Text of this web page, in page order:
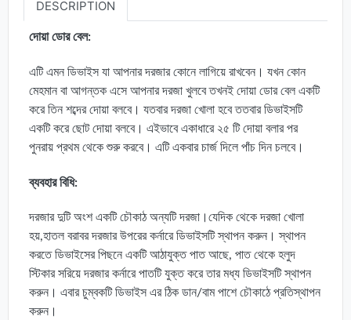
DESCRIPTION
দোয়া ডোর বেল:
এটি এমন ডিভাইস যা আপনার দরজার কোনে লাগিয়ে রাখবেন। যখন কোন
মেহমান বা আগন্তক এসে আপনার দরজা খুলবে তখনই দোয়া ডোর বেল একটি
করে তিন শব্দের দোয়া বলবে। যতবার দরজা খোলা হবে ততবার ডিভাইসটি
একটি করে ছোট দোয়া বলবে। এইভাবে একাধারে ২৫ টি দোয়া বলার পর
পুনরায় প্রথম থেকে শুরু করবে। এটি একবার চার্জ দিলে পাঁচ দিন চলবে।
ব্যবহার বিধি:
দরজার দুটি অংশ একটি চৌকাঠ অন্যটি দরজা।যেদিক থেকে দরজা খোলা
হয়,হাতল বরাবর দরজার উপরের কর্নারে ডিভাইসটি স্থাপন করুন। স্থাপন
করতে ডিভাইসের পিছনে একটি আঠাযুক্ত পাত আছে, পাত থেকে হলুদ
স্টিকার সরিয়ে দরজার কর্নারে পাতটি যুক্ত করে তার মধ্য ডিভাইসটি স্থাপন
করুন। এবার চুম্বকটি ডিভাইস এর ঠিক ডান/বাম পাশে চৌকাঠে প্রতিস্থাপন
করুন।